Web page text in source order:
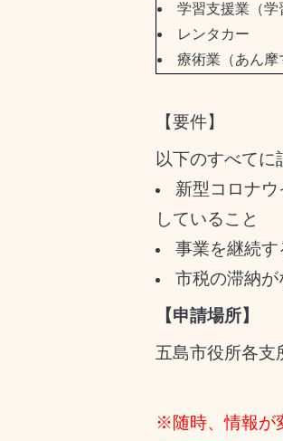
学習支援業（学
レンタカー
療術業（あん摩
【要件】
以下のすべてに
新型コロナ
していること
事業を継続す
市税の滞納が
【申請場所】
五島市役所各支
※随時、情報が